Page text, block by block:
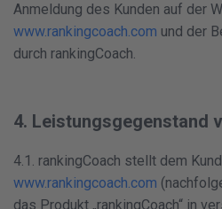
Anmeldung des Kunden auf der
www.rankingcoach.com und der
durch rankingCoach.
4. Leistungsgegenstand
4.1. rankingCoach stellt dem
www.rankingcoach.com
das Produkt „rankingCoach“ in